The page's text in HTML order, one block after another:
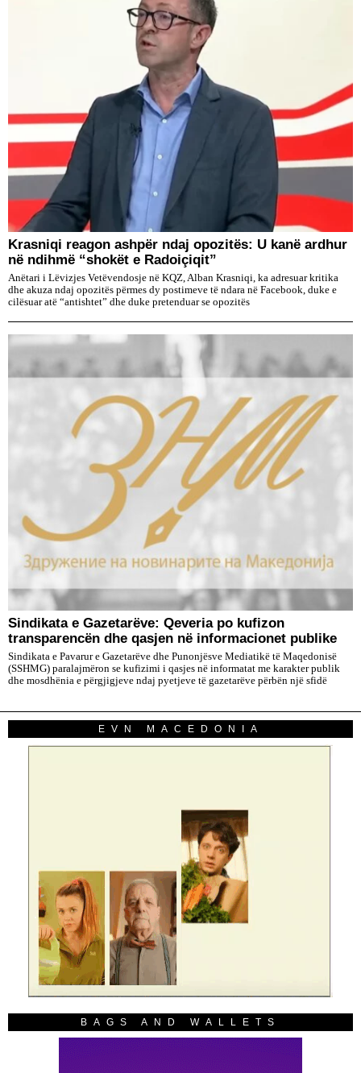
​Krasniqi reagon ashpër ndaj opozitës: U kanë ardhur
në ndihmë “shokët e Radoiçiqit”
Anëtari i Lëvizjes Vetëvendosje në KQZ, Alban Krasniqi, ka adresuar kritika
dhe akuza ndaj opozitës përmes dy postimeve të ndara në Facebook, duke e
cilësuar atë “antishtet” dhe duke pretenduar se opozitës
Sindikata e Gazetarëve: Qeveria po kufizon
transparencën dhe qasjen në informacionet publike
Sindikata e Pavarur e Gazetarëve dhe Punonjësve Mediatikë të Maqedonisë
(SSHMG) paralajmëron se kufizimi i qasjes në informatat me karakter publik
dhe mosdhënia e përgjigjeve ndaj pyetjeve të gazetarëve përbën një sfidë
EVN MACEDONIA
BAGS AND WALLETS